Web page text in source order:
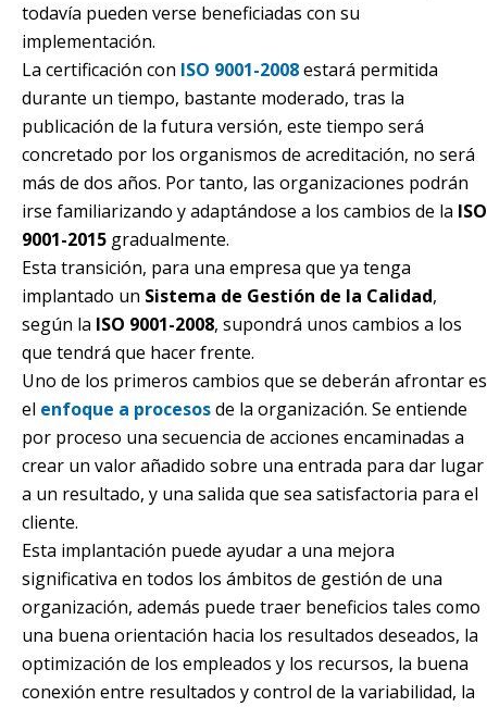
todavía pueden verse beneficiadas con su
implementación.
La certificación con ISO 9001-2008estará permitida
durante un tiempo, bastante moderado, tras la
publicación de la futura versión, este tiempo será
concretado por los organismos de acreditación, no será
más de dos años. Por tanto, las organizaciones podrán
irse familiarizando y adaptándose a los cambios de la ISO
9001-2015 gradualmente.
Esta transición, para una empresa que ya tenga
implantado un Sistema de Gestión de la Calidad,
según la ISO 9001-2008, supondrá unos cambios a los
que tendrá que hacer frente.
Uno de los primeros cambios que se deberán afrontar es
el enfoque a procesosde la organización. Se entiende
por proceso una secuencia de acciones encaminadas a
crear un valor añadido sobre una entrada para dar lugar
a un resultado, y una salida que sea satisfactoria para el
cliente.
Esta implantación puede ayudar a una mejora
significativa en todos los ámbitos de gestión de una
organización, además puede traer beneficios tales como
una buena orientación hacia los resultados deseados, la
optimización de los empleados y los recursos, la buena
conexión entre resultados y control de la variabilidad, la